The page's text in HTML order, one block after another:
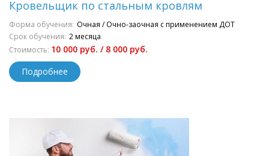
Кровельщик по стальным кровлям
Форма обучения: Очная / Очно-заочная с применением ДОТ
Срок обучения: 2 месяца
Стоимость: 10 000 руб. / 8 000 руб.
Подробнее